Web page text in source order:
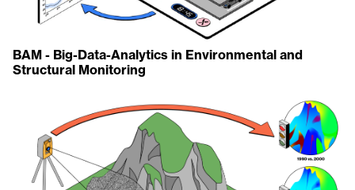
BAM - Big-Data-Analytics in Environmental and
Structural Monitoring